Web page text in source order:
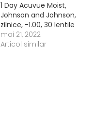
1 Day Acuvue Moist,
Johnson and Johnson,
zilnice, -1.00, 30 lentile
mai 21, 2022
Articol similar